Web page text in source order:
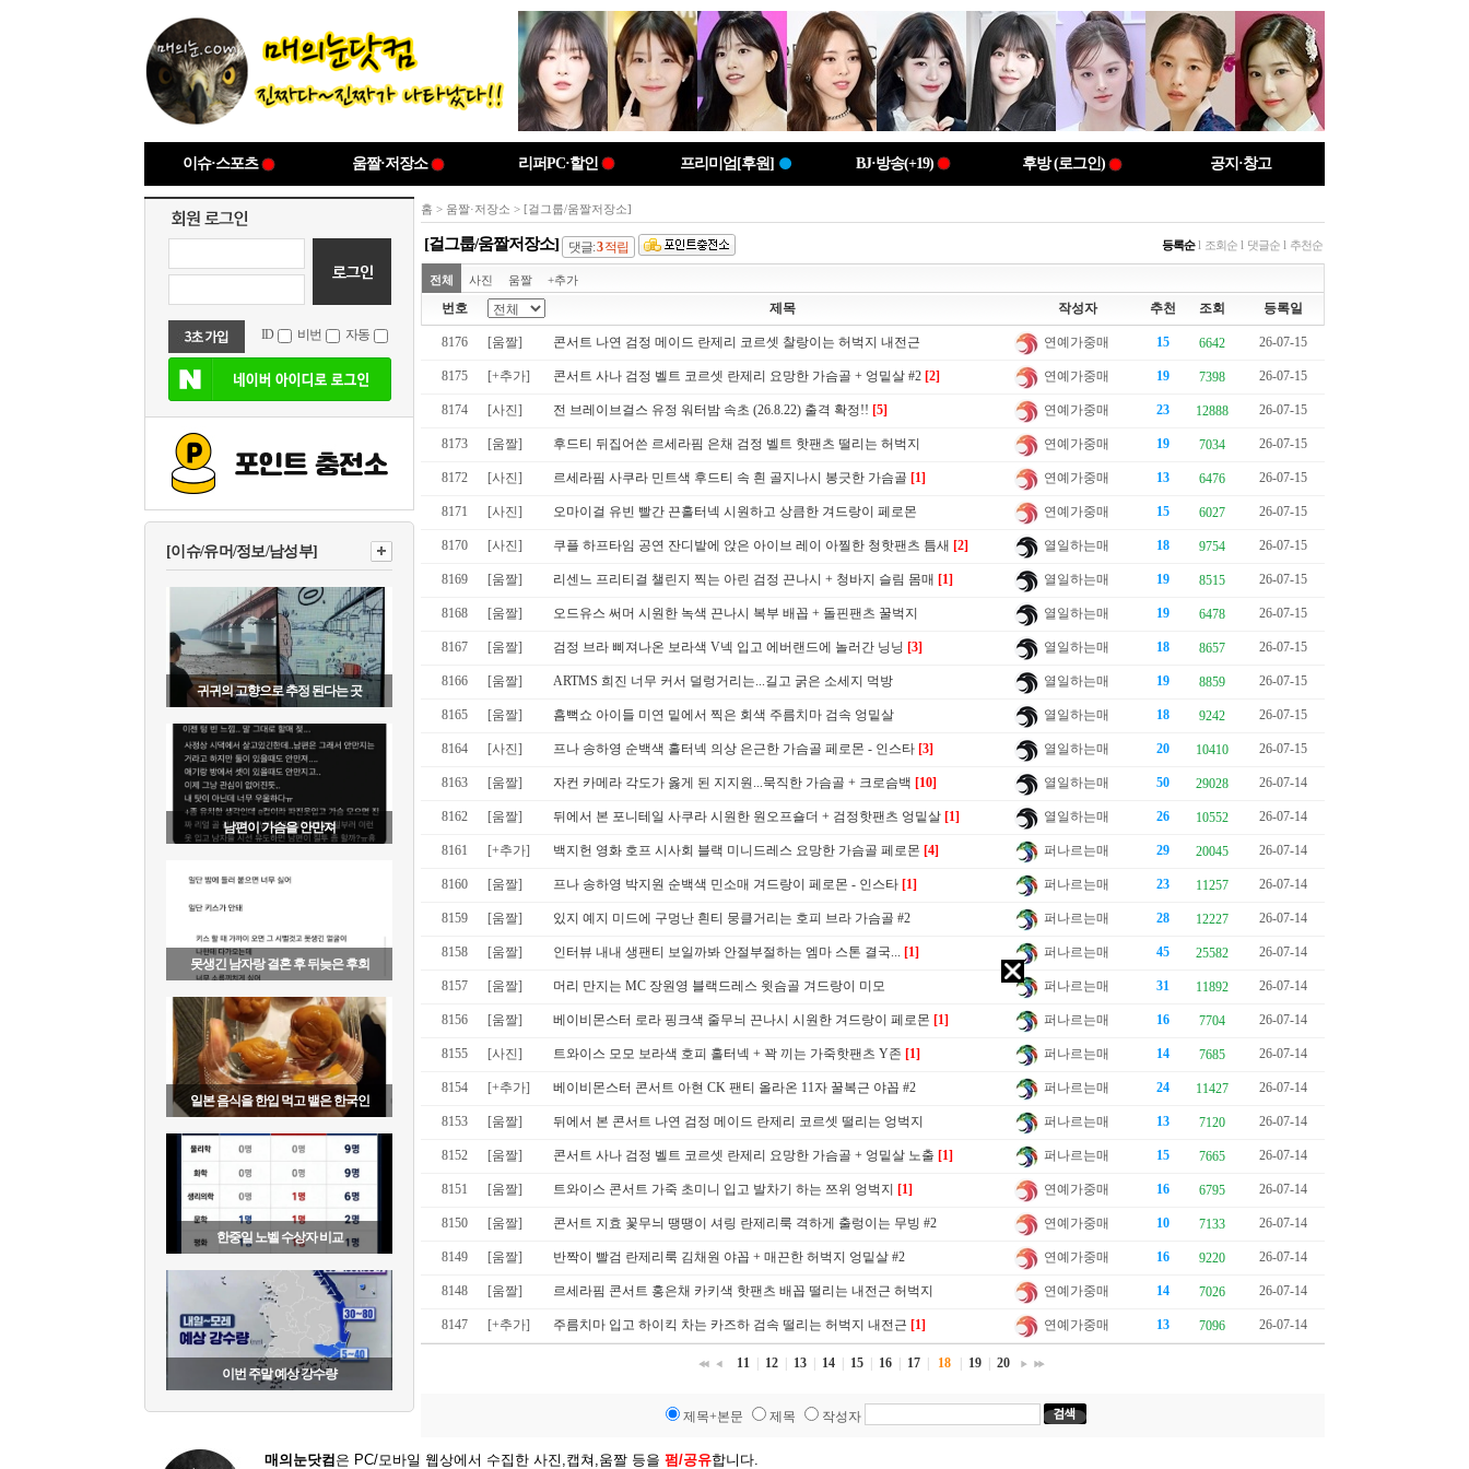
이슈·스포츠 움짤·저장소 리퍼PC·할인 프리미엄[후원] BJ·방송(+19) 후방 (로그인) 공지·창고
ID 비번 자동
[이슈/유머/정보/남성부]
귀귀의 고향으로 추정 된다는 곳
남편이 가슴을 안만져
못생긴 남자랑 결혼 후 뒤늦은 후회
일본 음식을 한입 먹고 뱉은 한국인
한중일 노벨 수상자 비교
이번 주말 예상 강수량
홈 > 움짤·저장소 > [걸그룹/움짤저장소]
[걸그룹/움짤저장소] 댓글:3적립 등록순l 조회순 l 댓글순 l 추천순
전체 사진 움짤 +추가
번호 제목 작성자 추천 조회 등록일
8176 [움짤] 콘서트 나연 검정 메이드 란제리 코르셋 찰랑이는 허벅지 내전근 연예가중매 15 6642 26-07-15
8175 [+추가] 콘서트 사나 검정 벨트 코르셋 란제리 요망한 가슴골 + 엉밑살 #2 [2] 연예가중매 19 7398 26-07-15
8174 [사진] 전 브레이브걸스 유정 워터밤 속초 (26.8.22) 출격 확정!! [5] 연예가중매 23 12888 26-07-15
8173 [움짤] 후드티 뒤집어쓴 르세라핌 은채 검정 벨트 핫팬츠 떨리는 허벅지 연예가중매 19 7034 26-07-15
8172 [사진] 르세라핌 사쿠라 민트색 후드티 속 흰 골지나시 봉긋한 가슴골 [1] 연예가중매 13 6476 26-07-15
8171 [사진] 오마이걸 유빈 빨간 끈홀터넥 시원하고 상큼한 겨드랑이 페로몬 연예가중매 15 6027 26-07-15
8170 [사진] 쿠플 하프타임 공연 잔디밭에 앉은 아이브 레이 아찔한 청핫팬츠 틈새 [2] 열일하는매 18 9754 26-07-15
8169 [움짤] 리센느 프리티걸 챌린지 찍는 아린 검정 끈나시 + 청바지 슬림 몸매 [1] 열일하는매 19 8515 26-07-15
8168 [움짤] 오드유스 써머 시원한 녹색 끈나시 복부 배꼽 + 돌핀팬츠 꿀벅지 열일하는매 19 6478 26-07-15
8167 [움짤] 검정 브라 삐져나온 보라색 V넥 입고 에버랜드에 놀러간 닝닝 [3] 열일하는매 18 8657 26-07-15
8166 [움짤] ARTMS 희진 너무 커서 덜렁거리는...길고 굵은 소세지 먹방 열일하는매 19 8859 26-07-15
8165 [움짤] 흠뻑쇼 아이들 미연 밑에서 찍은 회색 주름치마 검속 엉밑살 열일하는매 18 9242 26-07-15
8164 [사진] 프나 송하영 순백색 홀터넥 의상 은근한 가슴골 페로몬 - 인스타 [3] 열일하는매 20 10410 26-07-15
8163 [움짤] 자컨 카메라 각도가 옳게 된 지지원...묵직한 가슴골 + 크로슴백 [10] 열일하는매 50 29028 26-07-14
8162 [움짤] 뒤에서 본 포니테일 사쿠라 시원한 원오프숄더 + 검정핫팬츠 엉밑살 [1] 열일하는매 26 10552 26-07-14
8161 [+추가] 백지헌 영화 호프 시사회 블랙 미니드레스 요망한 가슴골 페로몬 [4] 퍼나르는매 29 20045 26-07-14
8160 [움짤] 프나 송하영 박지원 순백색 민소매 겨드랑이 페로몬 - 인스타 [1] 퍼나르는매 23 11257 26-07-14
8159 [움짤] 있지 예지 미드에 구멍난 흰티 뭉클거리는 호피 브라 가슴골 #2 퍼나르는매 28 12227 26-07-14
8158 [움짤] 인터뷰 내내 생팬티 보일까봐 안절부절하는 엠마 스톤 결국... [1] 퍼나르는매 45 25582 26-07-14
8157 [움짤] 머리 만지는 MC 장원영 블랙드레스 윗슴골 겨드랑이 미모 퍼나르는매 31 11892 26-07-14
8156 [움짤] 베이비몬스터 로라 핑크색 줄무늬 끈나시 시원한 겨드랑이 페로몬 [1] 퍼나르는매 16 7704 26-07-14
8155 [사진] 트와이스 모모 보라색 호피 홀터넥 + 꽉 끼는 가죽핫팬츠 Y존 [1] 퍼나르는매 14 7685 26-07-14
8154 [+추가] 베이비몬스터 콘서트 아현 CK 팬티 올라온 11자 꿀복근 야꼽 #2 퍼나르는매 24 11427 26-07-14
8153 [움짤] 뒤에서 본 콘서트 나연 검정 메이드 란제리 코르셋 떨리는 엉벅지 퍼나르는매 13 7120 26-07-14
8152 [움짤] 콘서트 사나 검정 벨트 코르셋 란제리 요망한 가슴골 + 엉밑살 노출 [1] 퍼나르는매 15 7665 26-07-14
8151 [움짤] 트와이스 콘서트 가죽 초미니 입고 발차기 하는 쯔위 엉벅지 [1] 연예가중매 16 6795 26-07-14
8150 [움짤] 콘서트 지효 꽃무늬 땡땡이 셔링 란제리룩 격하게 출렁이는 무빙 #2 연예가중매 10 7133 26-07-14
8149 [움짤] 반짝이 빨검 란제리룩 김채원 야꼽 + 매끈한 허벅지 엉밑살 #2 연예가중매 16 9220 26-07-14
8148 [움짤] 르세라핌 콘서트 홍은채 카키색 핫팬츠 배꼽 떨리는 내전근 허벅지 연예가중매 14 7026 26-07-14
8147 [+추가] 주름치마 입고 하이킥 차는 카즈하 검속 떨리는 허벅지 내전근 [1] 연예가중매 13 7096 26-07-14
11 12 13 14 15 16 17 18 19 20
제목+본문 제목 작성자
매의눈닷컴 은 PC/모바일 웹상에서 수집한 사진,캡쳐,움짤 등을 펌/공유합니다.